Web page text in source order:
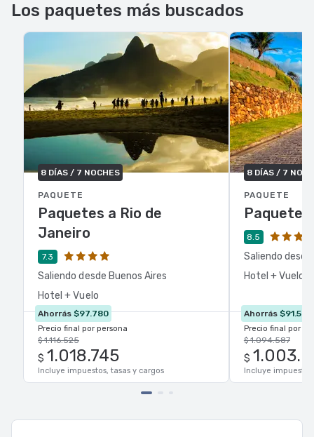
Los paquetes más buscados
8 DÍAS / 7 NOCHES
PAQUETE
Paquetes a Rio de
Janeiro
7.3
Saliendo desde Buenos Aires
Hotel + Vuelo
Ahorrás $97.780
Precio final por persona
$ 1.018.745
$ 1.116.525
Incluye impuestos, tasas y cargos
8 DÍAS / 7
PAQUETE
Paquetes
8.5
Saliendo
Hotel + Vuelo
Ahorrás $91.546
Precio final por
$
$ 1.094.587
Incluye